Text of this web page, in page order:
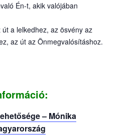
Én-t, akik valójában
a lelkedhez, az ösvény az
az út az Önmegvalósításhoz.
– Mónika